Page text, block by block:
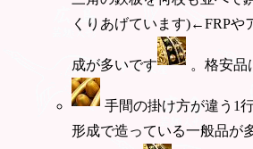
くりあげています)←FRPや
成が多いです 。格安品
手間の掛け方が違う1
形成で造っている一般品が